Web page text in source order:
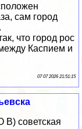
сам город
что город рос
Каспием и
07 07 2026 21:51:15
советская